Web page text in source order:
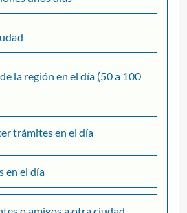
la región en el día (50 a 100
trámites en el día
en el día